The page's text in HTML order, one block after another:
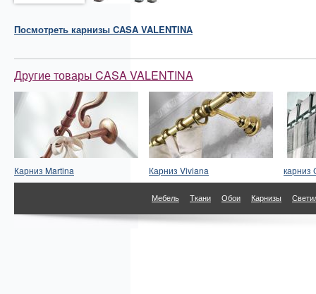
Посмотреть карнизы CASA VALENTINA
Другие товары CASA VALENTINA
Карниз Martina Карниз Viviana карниз
Мебель Ткани Обои Карнизы